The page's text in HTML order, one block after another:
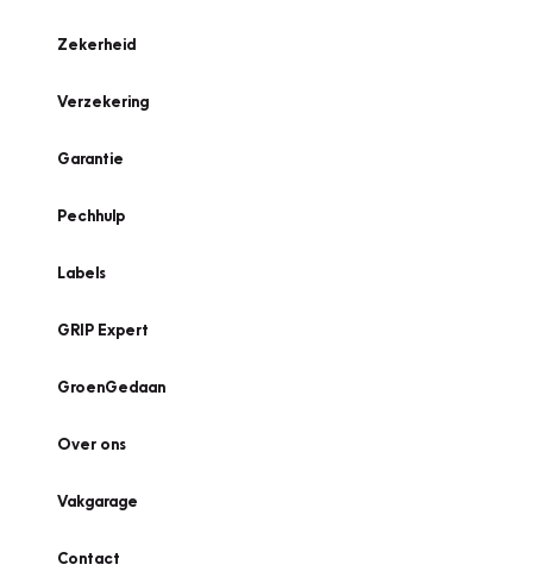
Zekerheid
Verzekering
Garantie
Pechhulp
Labels
GRIP Expert
GroenGedaan
Over ons
Vakgarage
Contact